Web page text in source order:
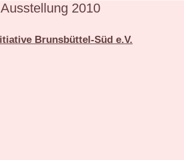
Ausstellung 2010